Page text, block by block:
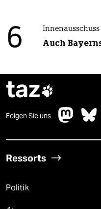
6 Auch
taz
Folgen Sie uns
Ressorts
Politik